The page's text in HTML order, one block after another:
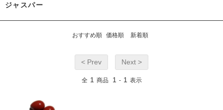
ジャスパー
おすすめ順 価格順 新着順
< Prev Next >
全 1 商品 1 - 1 表示